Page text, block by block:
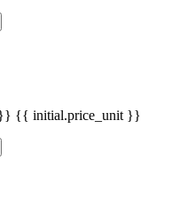
{{ initial.price_unit }}